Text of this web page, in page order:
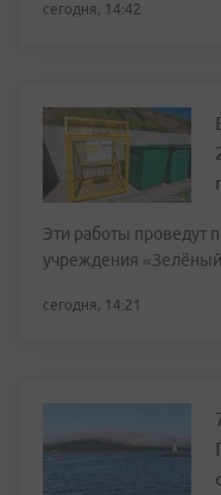
сегодня, 14:42
Эти работы проведут
учреждения
сегодня, 14:21